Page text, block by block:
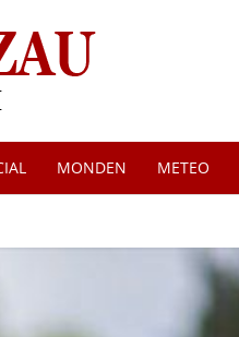
MONDEN METEO